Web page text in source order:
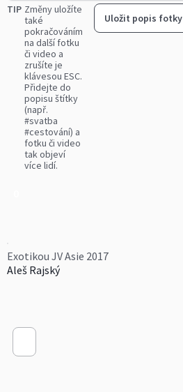
TIP Změny uložíte
také
pokračováním
na další fotku
či video a
zrušíte je
klávesou ESC.
Přidejte do
popisu štítky
(např.
#svatba
#cestování) a
fotku či video
tak objeví
více lidí.
Uložit popis fotky
Exotikou JV Asie 2017
Aleš Rajský